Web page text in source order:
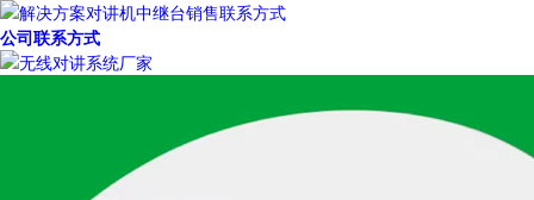
公司联系方式